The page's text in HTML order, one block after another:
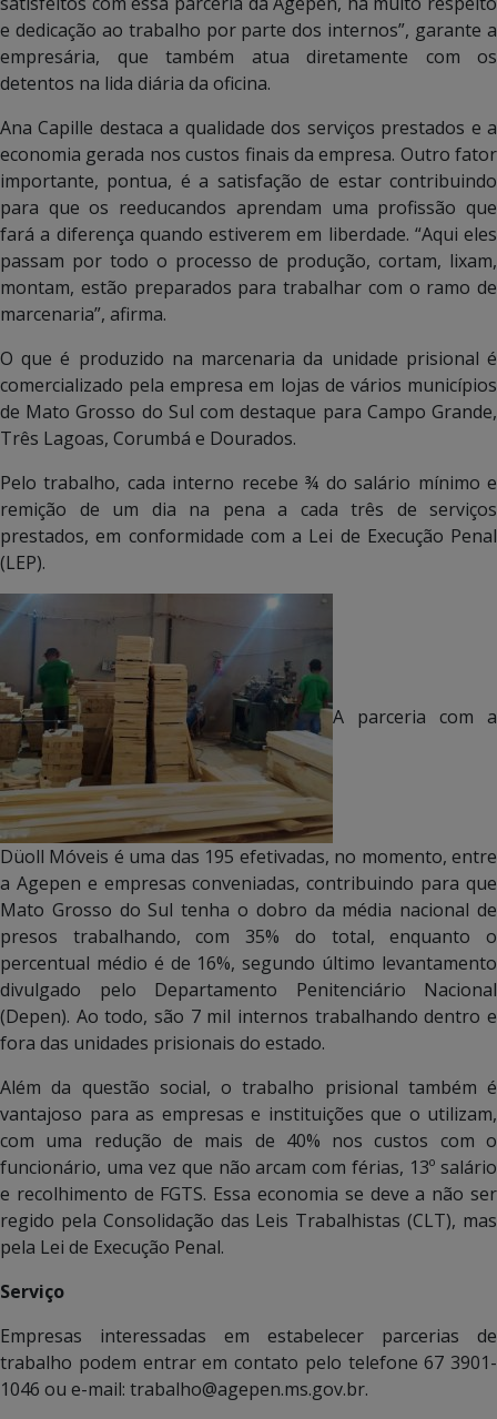
e dedicação ao trabalho por parte dos internos”, garante a
empresária, que também atua diretamente com os
detentos na lida diária da oficina.
Ana Capille destaca a qualidade dos serviços prestados e a
economia gerada nos custos finais da empresa. Outro fator
importante, pontua, é a satisfação de estar contribuindo
para que os reeducandos aprendam uma profissão que
fará a diferença quando estiverem em liberdade. “Aqui eles
passam por todo o processo de produção, cortam, lixam,
montam, estão preparados para trabalhar com o ramo de
marcenaria”, afirma.
O que é produzido na marcenaria da unidade prisional é
comercializado pela empresa em lojas de vários municípios
de Mato Grosso do Sul com destaque para Campo Grande,
Três Lagoas, Corumbá e Dourados.
Pelo trabalho, cada interno recebe ¾ do salário mínimo e
remição de um dia na pena a cada três de serviços
prestados, em conformidade com a Lei de Execução Penal
(LEP).
A parceria com a
Düoll Móveis é uma das 195 efetivadas, no momento, entre
a Agepen e empresas conveniadas, contribuindo para que
Mato Grosso do Sul tenha o dobro da média nacional de
presos trabalhando, com 35% do total, enquanto o
percentual médio é de 16%, segundo último levantamento
divulgado pelo Departamento Penitenciário Nacional
(Depen). Ao todo, são 7 mil internos trabalhando dentro e
fora das unidades prisionais do estado.
Além da questão social, o trabalho prisional também é
vantajoso para as empresas e instituições que o utilizam,
com uma redução de mais de 40% nos custos com o
funcionário, uma vez que não arcam com férias, 13º salário
e recolhimento de FGTS. Essa economia se deve a não ser
regido pela Consolidação das Leis Trabalhistas (CLT), mas
pela Lei de Execução Penal.
Serviço
Empresas interessadas em estabelecer parcerias de
trabalho podem entrar em contato pelo telefone 67 3901-
1046 ou e-mail: trabalho@agepen.ms.gov.br.